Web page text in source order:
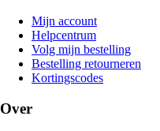
Mijn account
Helpcentrum
Volg mijn bestelling
Bestelling retourneren
Kortingscodes
Over